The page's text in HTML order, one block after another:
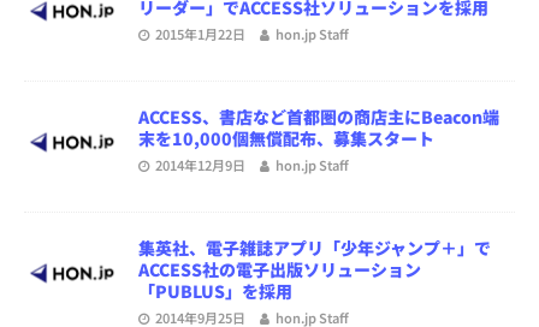
リーダー」でACCESS社ソリューションを採用
2015年1月22日 hon.jp Staff
ACCESS、書店など首都圏の商店主にBeacon端
末を10,000個無償配布、募集スタート
2014年12月9日 hon.jp Staff
集英社、電子雑誌アプリ「少年ジャンプ＋」で
ACCESS社の電子出版ソリューション
「PUBLUS」を採用
2014年9月25日 hon.jp Staff